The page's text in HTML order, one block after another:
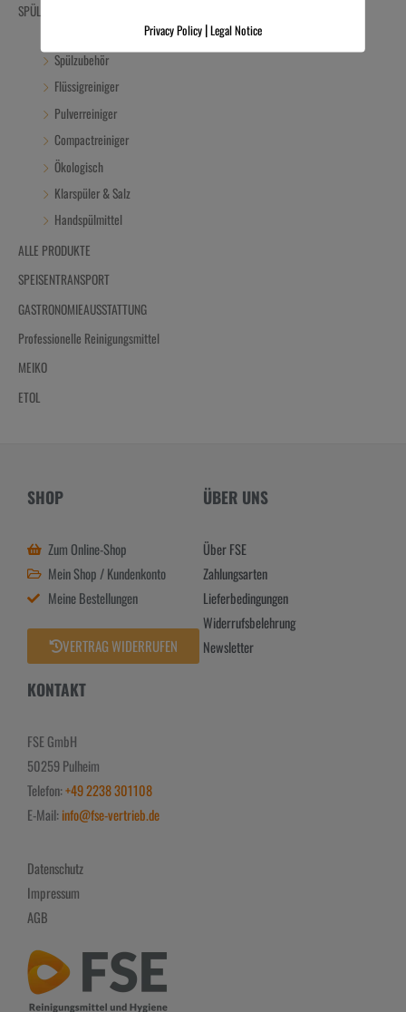
SPÜLEN
Spülzubehör
Flüssigreiniger
Pulverreiniger
Compactreiniger
Ökologisch
Klarspüler & Salz
Handspülmittel
ALLE PRODUKTE
SPEISENTRANSPORT
GASTRONOMIEAUSSTATTUNG
Professionelle Reinigungsmittel
MEIKO
ETOL
SHOP
Zum Online-Shop
Mein Shop / Kundenkonto
Meine Bestellungen
VERTRAG WIDERRUFEN
ÜBER UNS
Über FSE
Zahlungsarten
Lieferbedingungen
Widerrufsbelehrung
Newsletter
KONTAKT
FSE GmbH
50259 Pulheim
Telefon:+49 2238 301108
E-Mail:info@fse-vertrieb.de
Datenschutz
Impressum
AGB
Privacy Policy|Legal Notice